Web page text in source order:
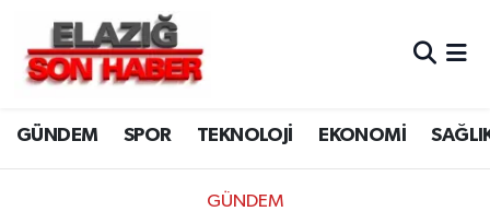
GÜNDEM SPOR TEKNOLOJİ EKONOMİ
GÜNDEM
CANLI YAYIN
ASAYİŞ
BİLİM VE TEKNOLOJİ
Merkez Hava Durumu
Merkez Trafik Yoğunluk Haritası
Süper Lig Puan Durumu ve Fikstür